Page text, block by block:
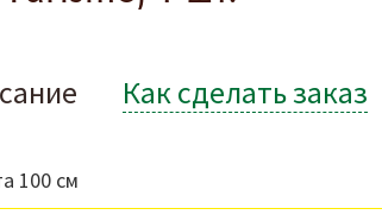
Как сделать заказ
100 см